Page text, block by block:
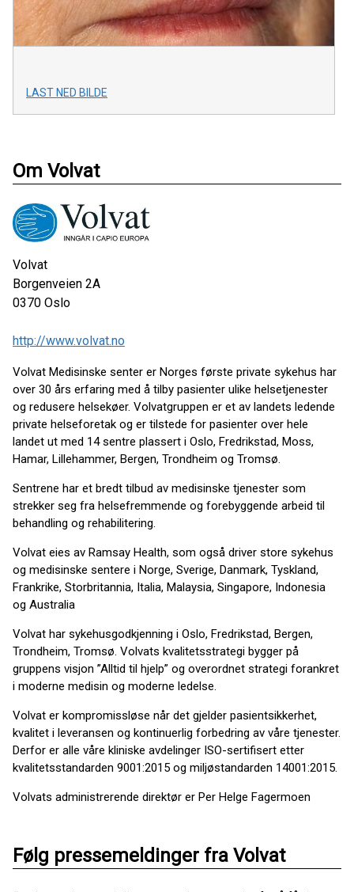
LAST NED BILDE
Om Volvat
Volvat
Borgenveien 2A
0370 Oslo
http://www.volvat.no
Volvat Medisinske senter er Norges første private sykehus har
over 30 års erfaring med å tilby pasienter ulike helsetjenester
og redusere helsekøer. Volvatgruppen er et av landets ledende
private helseforetak og er tilstede for pasienter over hele
landet ut med 14 sentre plassert i Oslo, Fredrikstad, Moss,
Hamar, Lillehammer, Bergen, Trondheim og Tromsø.
Sentrene har et bredt tilbud av medisinske tjenester som
strekker seg fra helsefremmende og forebyggende arbeid til
behandling og rehabilitering.
Volvat eies av Ramsay Health, som også driver store sykehus
og medisinske sentere i Norge, Sverige, Danmark, Tyskland,
Frankrike, Storbritannia, Italia, Malaysia, Singapore, Indonesia
og Australia
Volvat har sykehusgodkjenning i Oslo, Fredrikstad, Bergen,
Trondheim, Tromsø. Volvats kvalitetsstrategi bygger på
gruppens visjon ”Alltid til hjelp” og overordnet strategi forankret
i moderne medisin og moderne ledelse.
Volvat er kompromissløse når det gjelder pasientsikkerhet,
kvalitet i leveransen og kontinuerlig forbedring av våre tjenester.
Derfor er alle våre kliniske avdelinger ISO-sertifisert etter
kvalitetsstandarden 9001:2015 og miljøstandarden 14001:2015.
Volvats administrerende direktør er Per Helge Fagermoen
Følg pressemeldinger fra Volvat